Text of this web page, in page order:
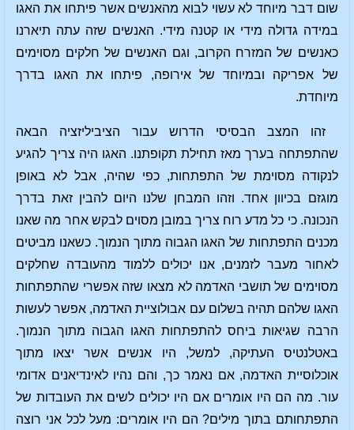
שום דבר מיוחד לא עשוי לבוא מהאנשים אשר פיתחו את האגו
במידה גדולה מידי או קטנה מידי. האנשים שזה עתה תיארנו
כאנשים של המזרח הקרוב, וגם האנשים של חלקים מסוימים
של אפריקה ובמיוחד של אירופה, פיתחו את האגו בדרך
מיוחדת.
זהו המצב הבסיסי הדרוש עבור הציביליזציה הבאה
שהתפתחה בערך מאז תחילת תקופתנו. האגו היה צריך להגיע
לנקודה מסוימת של התפתחות, כפי שהיה, אבל לא באופן
מוגזם בכיוון אחד. וזהו המבחן שלנו היום להבין זאת בדרך
הנכונה. כי כל מדע רוח צריך במובן מסוים לבקש אחר מה שאנו
מכנים התפתחות של האגו הגבוה מתוך הנמוך. כשאנו מביטים
לאחור מעבר לזמנים, אנו יכולים ללמוד מהעובדה שחלקים
מסוימים של תושבי האדמה לא מצאו שזה אפשרי שהתפתחות
האגו שלהם תהיה בשלום עם אבולוציית האדמה, אפשר לעשות
הרבה שגיאות ביחס להתפתחות האגו הגבוה מתוך הנמוך.
באטלנטיס העתיקה, למשל, היו אנשים אשר יצאו מתוך
אוכלוסיית האדמה, אם נאמר כך, והם נהיו לאינדיאנים אדומי
עור. מה הם היו אומרים אם היו יכולים לשים את העובדות של
התפתחותם בתוך מילים? הם היו אומרים: מעל לכל אני רוצה